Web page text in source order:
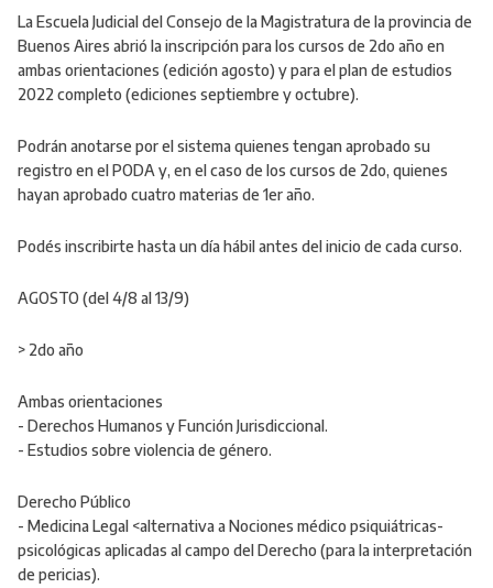
La Escuela Judicial del Consejo de la Magistratura de la provincia de
Buenos Aires abrió la inscripción para los cursos de 2do año en
ambas orientaciones (edición agosto) y para el plan de estudios
2022 completo (ediciones septiembre y octubre).
Podrán anotarse por el sistema quienes tengan aprobado su
registro en el PODA y, en el caso de los cursos de 2do, quienes
hayan aprobado cuatro materias de 1er año.
Podés inscribirte hasta un día hábil antes del inicio de cada curso.
AGOSTO (del 4/8 al 13/9)
> 2do año
Ambas orientaciones
- Derechos Humanos y Función Jurisdiccional.
- Estudios sobre violencia de género.
Derecho Público
- Medicina Legal <alternativa a Nociones médico psiquiátricas-
psicológicas aplicadas al campo del Derecho (para la interpretación
de pericias).